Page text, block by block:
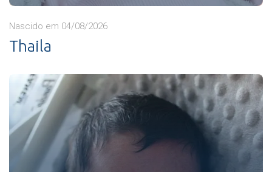
Nascido em 04/08/2026
Thaila